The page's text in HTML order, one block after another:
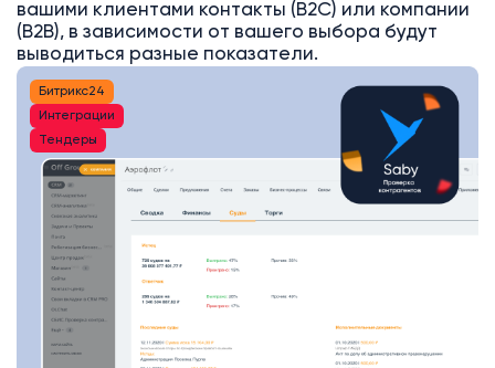
вашими клиентами контакты (B2C) или компании
(B2B), в зависимости от вашего выбора будут
выводиться разные показатели.
Битрикс24
Интеграции
Тендеры